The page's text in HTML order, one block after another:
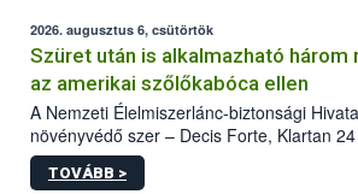
az intenzív felderítést, emellett az
hatósággal is összehangolják a terjedés
2026. augusztus 6, csütörtök
Szüret után is alkalmazható három
az amerikai szőlőkabóca ellen
A Nemzeti Élelmiszerlánc-biztonsági
növényvédő szer – Decis Forte, Klartan
engedélyokiratát módosította, így azok a
egészen a vesszőérettség (BBCH 91)
TOVÁBB >